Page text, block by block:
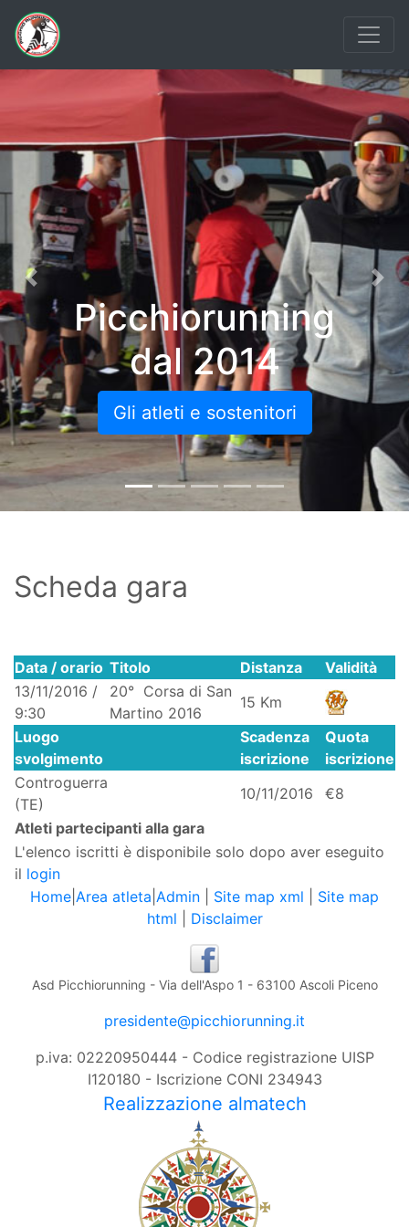
Picchiorunning
dal 2014
Gli atleti e sostenitori
Previous
Scheda gara
Data / orario Titolo Distanza
Validità
13/11/2016 /
9:30
20° Corsa di San
Martino 2016
15 Km
Luogo
svolgimento
Scadenza
iscrizione
Quota
iscrizione
Controguerra
(TE)
10/11/2016
€8
Atleti partecipanti alla gara
L'elenco iscritti è disponibile solo dopo aver eseguito
il login
Home Area atleta Admin Site map xml
Site map
html
Disclaimer
Asd Picchiorunning - Via dell'Aspo 1 - 63100 Ascoli Piceno
presidente@picchiorunning.it
p.iva: 02220950444 - Codice registrazione UISP
I120180 - Iscrizione CONI 234943
Realizzazione almatech